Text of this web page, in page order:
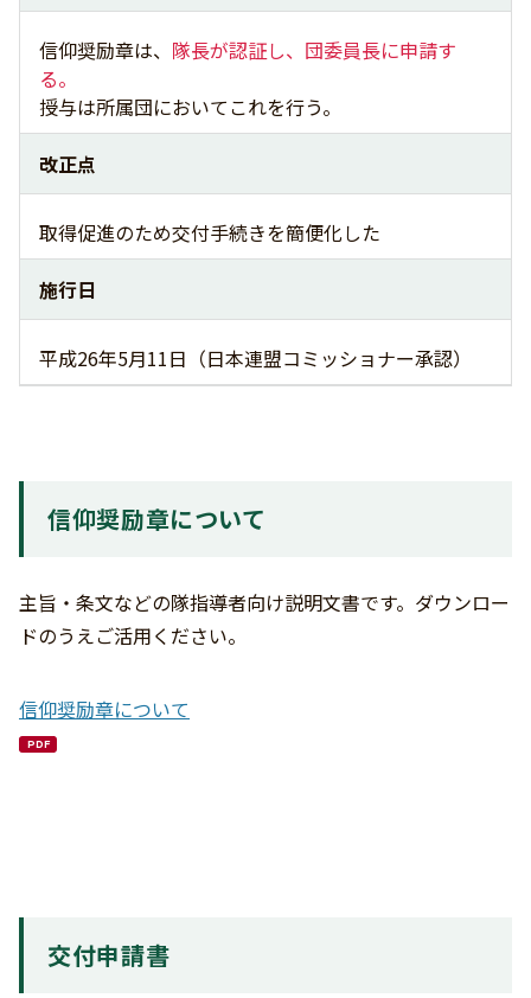
信仰奨励章は、 隊長が認証し、団委員長に申請す
る。
授与は所属団においてこれを行う。
改正点
取得促進のため交付手続きを簡便化した
施行日
平成26年5月11日（日本連盟コミッショナー承認）
信仰奨励章について
主旨・条文などの隊指導者向け説明文書です。ダウンロー
ドのうえご活用ください。
信仰奨励章について
PDF
交付申請書